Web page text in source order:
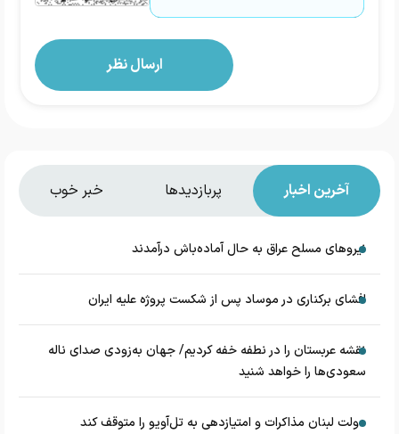
آخرین اخبار پربازدیدها خبر خوب
نیروهای مسلح عراق به حال آماده‌باش درآمدند
افشای برکناری در موساد پس از شکست پروژه علیه ایران
نقشه عربستان را در نطفه خفه کردیم/ جهان به‌زودی صدای ناله
سعودی‌ها را خواهد شنید
دولت لبنان مذاکرات و امتیازدهی به تل‌آویو را متوقف کند